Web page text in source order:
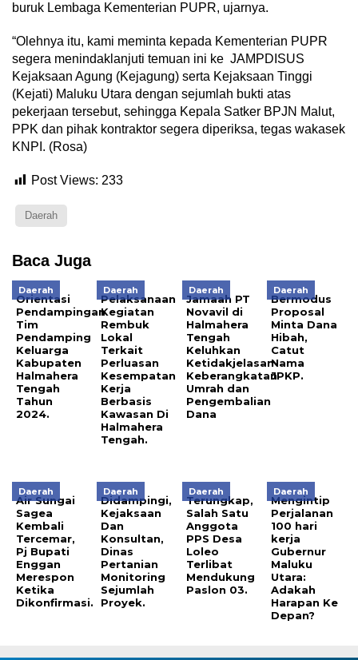
buruk Lembaga Kementerian PUPR, ujarnya.
“Olehnya itu, kami meminta kepada Kementerian PUPR
segera menindaklanjuti temuan ini ke JAMPDISUS
Kejaksaan Agung (Kejagung) serta Kejaksaan Tinggi
(Kejati) Maluku Utara dengan sejumlah bukti atas
pekerjaan tersebut, sehingga Kepala Satker BPJN Malut,
PPK dan pihak kontraktor segera diperiksa, tegas wakasek
KNPI. (Rosa)
Post Views: 233
Daerah
Baca Juga
Daerah
Orientasi
Pendampingan
Tim
Pendamping
Keluarga
Kabupaten
Halmahera
Tengah
Tahun
2024.
Daerah
Pelaksanaan
Kegiatan
Rembuk
Lokal
Terkait
Perluasan
Kesempatan
Kerja
Berbasis
Kawasan Di
Halmahera
Tengah.
Daerah
Jamaah PT
Novavil di
Halmahera
Tengah
Keluhkan
Ketidakjelasan
Keberangkatan
Umrah dan
Pengembalian
Dana
Daerah
Bermodus
Proposal
Minta Dana
Hibah,
Catut
Nama
JPKP.
Daerah
Air Sungai
Sagea
Kembali
Tercemar,
Pj Bupati
Enggan
Merespon
Ketika
Dikonfirmasi.
Daerah
Didampingi,
Kejaksaan
Dan
Konsultan,
Dinas
Pertanian
Monitoring
Sejumlah
Proyek.
Daerah
Terungkap,
Salah Satu
Anggota
PPS Desa
Loleo
Terlibat
Mendukung
Paslon 03.
Daerah
Mengintip
Perjalanan
100 hari
kerja
Gubernur
Maluku
Utara:
Adakah
Harapan Ke
Depan?